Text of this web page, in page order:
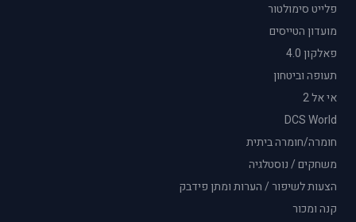
פלייט סימולטור
מועדון הטייסים
פאלקון 4.0
תעופה וביטחון
אי אל 2
DCS World
חומרה/חומרה ביתית
משחקים / נוסטלגיה
הצעות לשיפור / הערות ומתן פידבק
קנה ומכור